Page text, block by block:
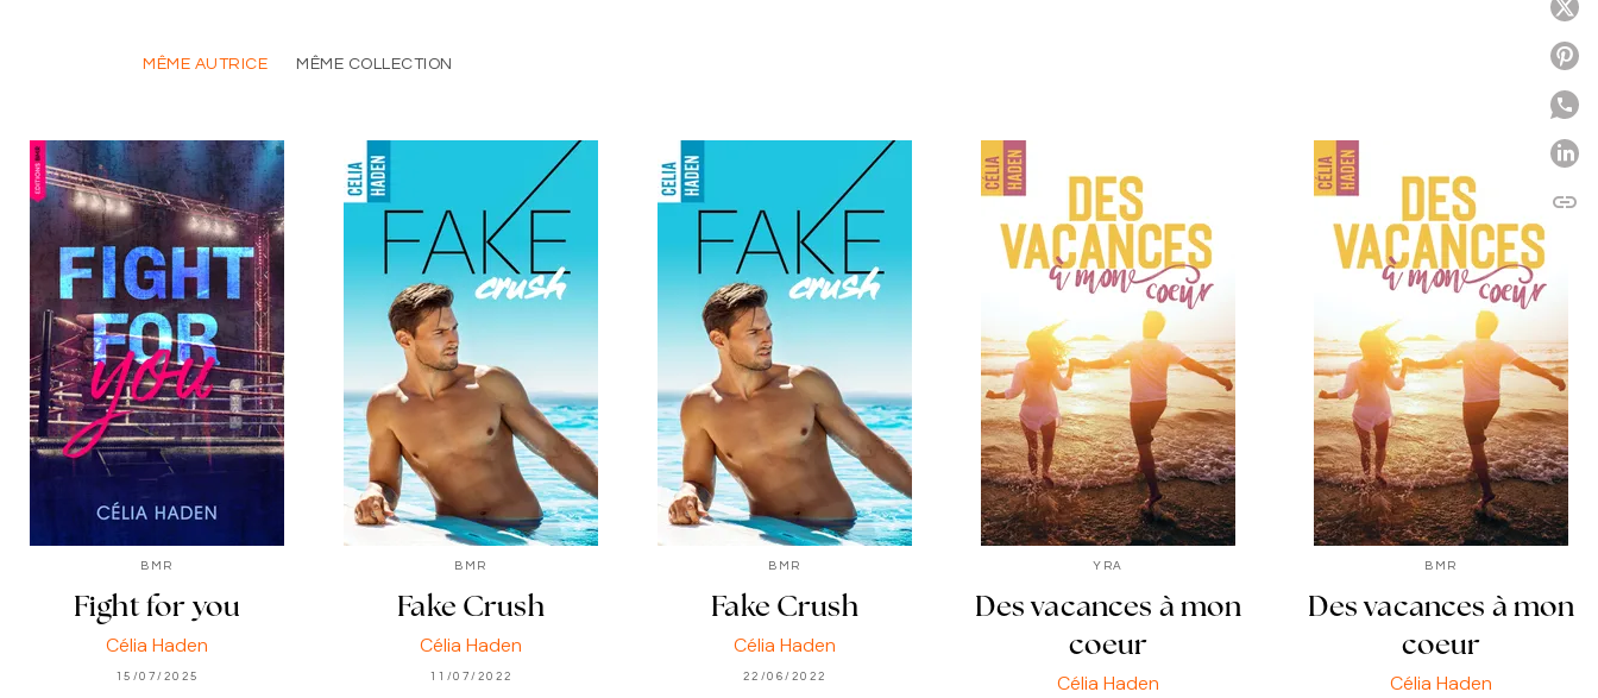
MÊME AUTRICE MÊME COLLECTION
BMR
Fight for you
Célia Haden
15/07/2025
BMR
Fake Crush
Célia Haden
11/07/2022
BMR
Fake Crush
Célia Haden
22/06/2022
YRA
Des vacances à mon
coeur
Célia Haden
BMR
Des vacances à mon
coeur
Célia Haden
link